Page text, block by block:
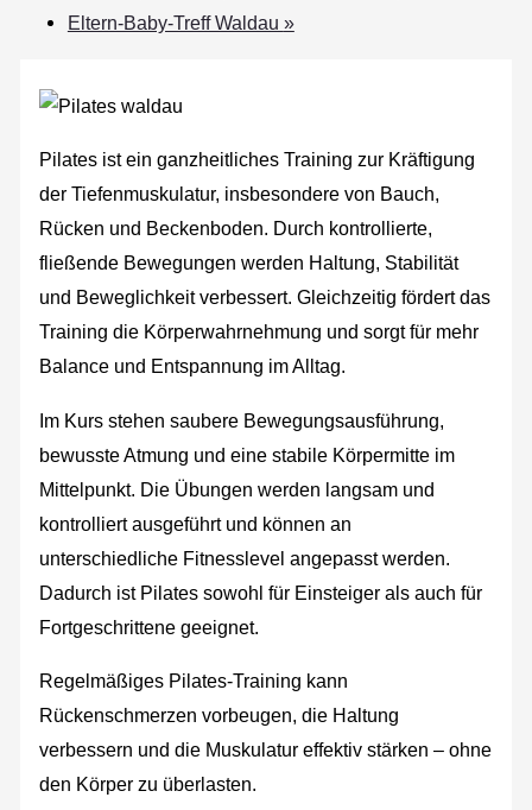
Eltern-Baby-Treff Waldau »
Pilates ist ein ganzheitliches Training zur Kräftigung
der Tiefenmuskulatur, insbesondere von Bauch,
Rücken und Beckenboden. Durch kontrollierte,
fließende Bewegungen werden Haltung, Stabilität
und Beweglichkeit verbessert. Gleichzeitig fördert das
Training die Körperwahrnehmung und sorgt für mehr
Balance und Entspannung im Alltag.
Im Kurs stehen saubere Bewegungsausführung,
bewusste Atmung und eine stabile Körpermitte im
Mittelpunkt. Die Übungen werden langsam und
kontrolliert ausgeführt und können an
unterschiedliche Fitnesslevel angepasst werden.
Dadurch ist Pilates sowohl für Einsteiger als auch für
Fortgeschrittene geeignet.
Regelmäßiges Pilates-Training kann
Rückenschmerzen vorbeugen, die Haltung
verbessern und die Muskulatur effektiv stärken – ohne
den Körper zu überlasten.